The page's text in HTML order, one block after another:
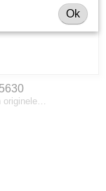
originele…
Ok